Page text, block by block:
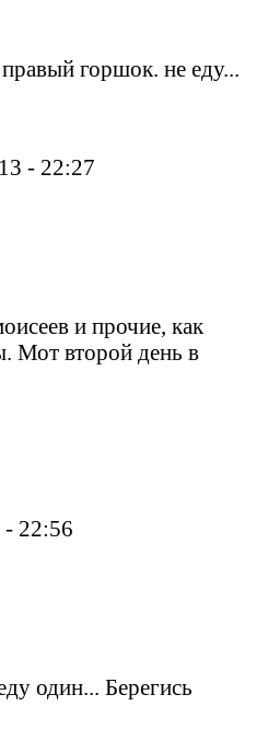
горшок. не еду...
- 22:27
и прочие, как
Мот второй день в
22:56
один... Берегись